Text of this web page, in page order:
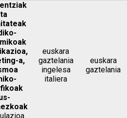
a,
euskara
gaztelania
ingelesa
italiera
euskara
gaztelania